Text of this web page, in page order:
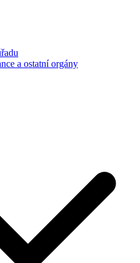
a ostatní orgány